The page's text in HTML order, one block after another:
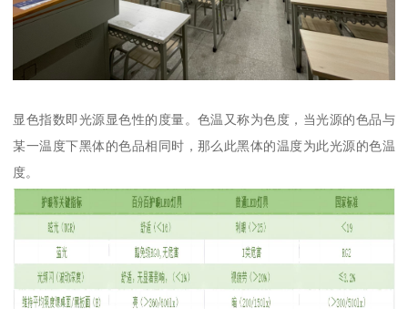
显色指数即光源显色性的度量。色温又称为色度，当光源的色品与
某一温度下黑体的色品相同时，那么此黑体的温度为此光源的色温
度。